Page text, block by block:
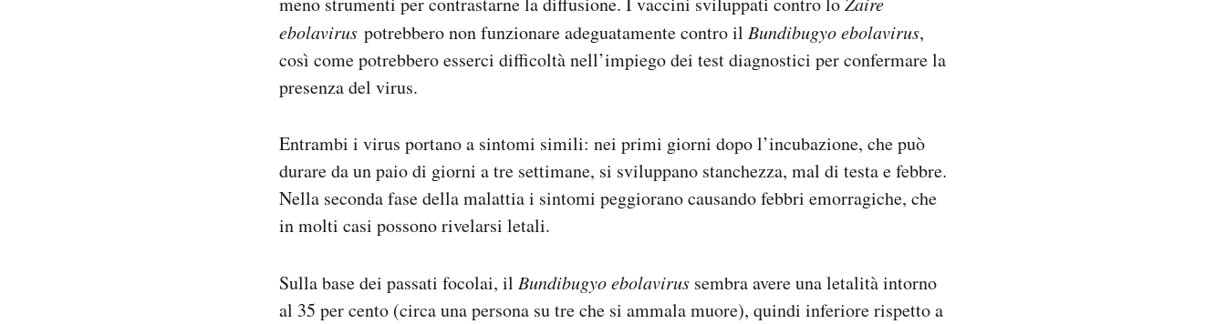
ebolavirus potrebbero non funzionare adeguatamente contro il Bundibugyo ebolavirus,
così come potrebbero esserci difficoltà nell’impiego dei test diagnostici per confermare la
presenza del virus.
Entrambi i virus portano a sintomi simili: nei primi giorni dopo l’incubazione, che può
durare da un paio di giorni a tre settimane, si sviluppano stanchezza, mal di testa e febbre.
Nella seconda fase della malattia i sintomi peggiorano causando febbri emorragiche, che
in molti casi possono rivelarsi letali.
Sulla base dei passati focolai, il Bundibugyo ebolavirus sembra avere una letalità intorno
al 35 per cento (circa una persona su tre che si ammala muore), quindi inferiore rispetto a